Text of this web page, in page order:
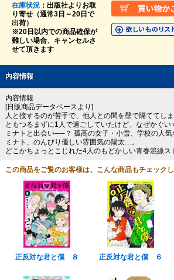
在庫状況：出版社よりお取
り寄せ（通常3日～20日で
出荷）
※20日以内での商品確保が
難しい場合、キャンセルさ
せて頂きます
内容情報
内容情報
[日販商品データベースより]
人と接するのが苦手で、他人との間を壁で隔ててし
ともつるまずに1人で過ごしていたけど、なぜかぐ
ミナトと出会い──？ 孤高の女子・小雪、学校の人気
ミナト、のんびり優しい雰囲気の陽太…。
どこかちょっとこじれた4人のもどかしい青春混線ス
この商品をご覧のお客様は、こんな商品もチェックし
正反対な君と僕 ８ 正反対な君と僕 ６